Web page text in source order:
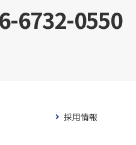
6732-0550
採用情報